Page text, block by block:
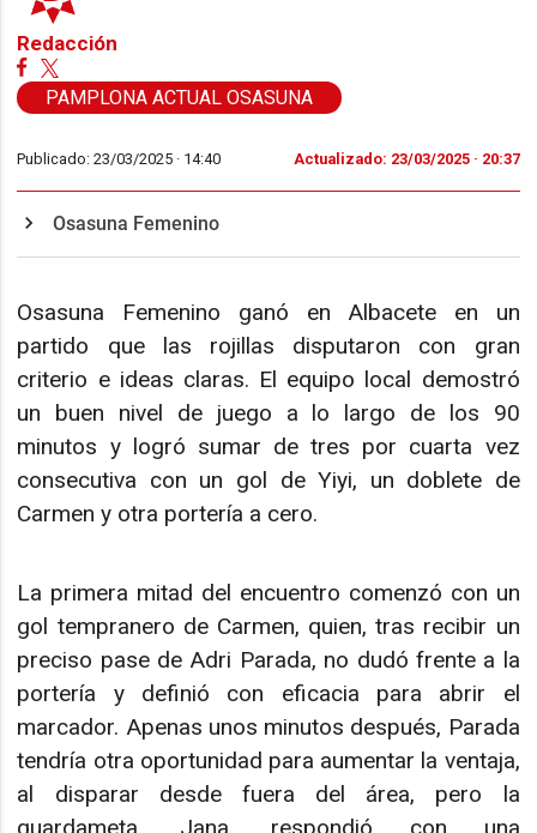
Redacción
PAMPLONA ACTUAL OSASUNA
Publicado: 23/03/2025 · 14:40 Actualizado: 23/03/2025 · 20:37
Osasuna Femenino
Osasuna Femenino ganó en Albacete en un
partido que las rojillas disputaron con gran
criterio e ideas claras. El equipo local demostró
un buen nivel de juego a lo largo de los 90
minutos y logró sumar de tres por cuarta vez
consecutiva con un gol de Yiyi, un doblete de
Carmen y otra portería a cero.
La primera mitad del encuentro comenzó con un
gol tempranero de Carmen, quien, tras recibir un
preciso pase de Adri Parada, no dudó frente a la
portería y definió con eficacia para abrir el
marcador. Apenas unos minutos después, Parada
tendría otra oportunidad para aumentar la ventaja,
al disparar desde fuera del área, pero la